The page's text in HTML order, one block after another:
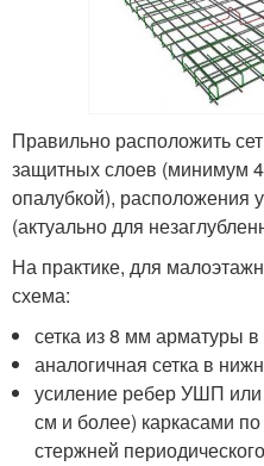
Правильно расположить
защитных слоев (минимум
опалубкой), расположения
(актуально для
На практике, для
схема:
сетка из 8 мм арматуры
аналогичная сетка в
усиление ребер УШП
см и более) каркасами
стержней